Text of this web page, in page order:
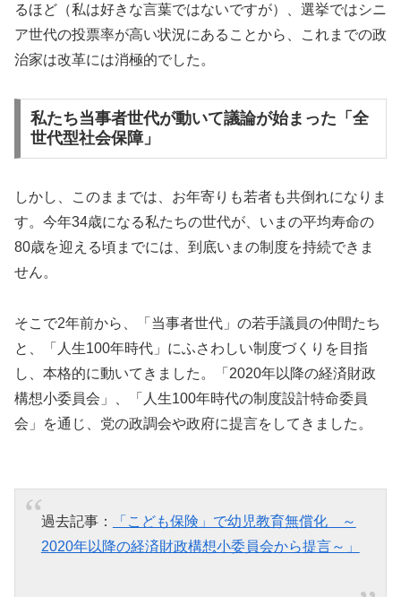
るほど（私は好きな言葉ではないですが）、選挙ではシニ
ア世代の投票率が高い状況にあることから、これまでの政
治家は改革には消極的でした。
私たち当事者世代が動いて議論が始まった「全
世代型社会保障」
しかし、このままでは、お年寄りも若者も共倒れになりま
す。今年34歳になる私たちの世代が、いまの平均寿命の
80歳を迎える頃までには、到底いまの制度を持続できま
せん。
そこで2年前から、「当事者世代」の若手議員の仲間たち
と、「人生100年時代」にふさわしい制度づくりを目指
し、本格的に動いてきました。「2020年以降の経済財政
構想小委員会」、「人生100年時代の制度設計特命委員
会」を通じ、党の政調会や政府に提言をしてきました。
過去記事：
「こども保険」で幼児教育無償化 ～
2020年以降の経済財政構想小委員会から提言～」